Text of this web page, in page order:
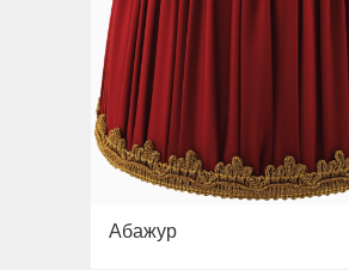
Абажур